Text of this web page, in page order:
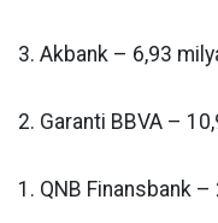
3. Akbank – 6,93
2. Garanti BBVA –
1. QNB Finansbank